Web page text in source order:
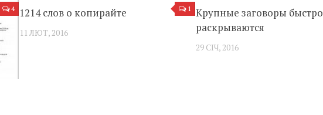
4 1
1214 слов о копирайте
11 ЛЮТ, 2016
Крупные заговоры быстро
раскрываются
29 СІЧ, 2016